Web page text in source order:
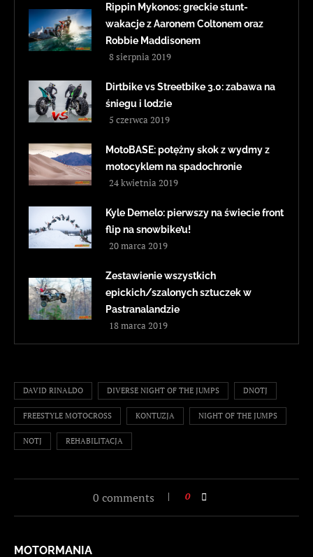
Rippin Mykonos: greckie stunt-
wakacje z Aaronem Coltonem oraz
Robbie Maddisonem
8 sierpnia 2019
Dirtbike vs Streetbike 3.0: zabawa na
śniegu i lodzie
5 czerwca 2019
MotoBASE: potężny skok z wydmy z
motocyklem na spadochronie
24 kwietnia 2019
Kyle Demelo: pierwszy na świecie front
flip na snowbike’u!
20 marca 2019
Zestawienie wszystkich
epickich/szalonych sztuczek w
Pastranalandzie
18 marca 2019
DAVID RINALDO DIVERSE NIGHT OF THE JUMPS DNOTJ
FREESTYLE MOTOCROSS KONTUZJA NIGHT OF THE JUMPS
NOTJ REHABILITACJA
0 comments 0
MOTORMANIA